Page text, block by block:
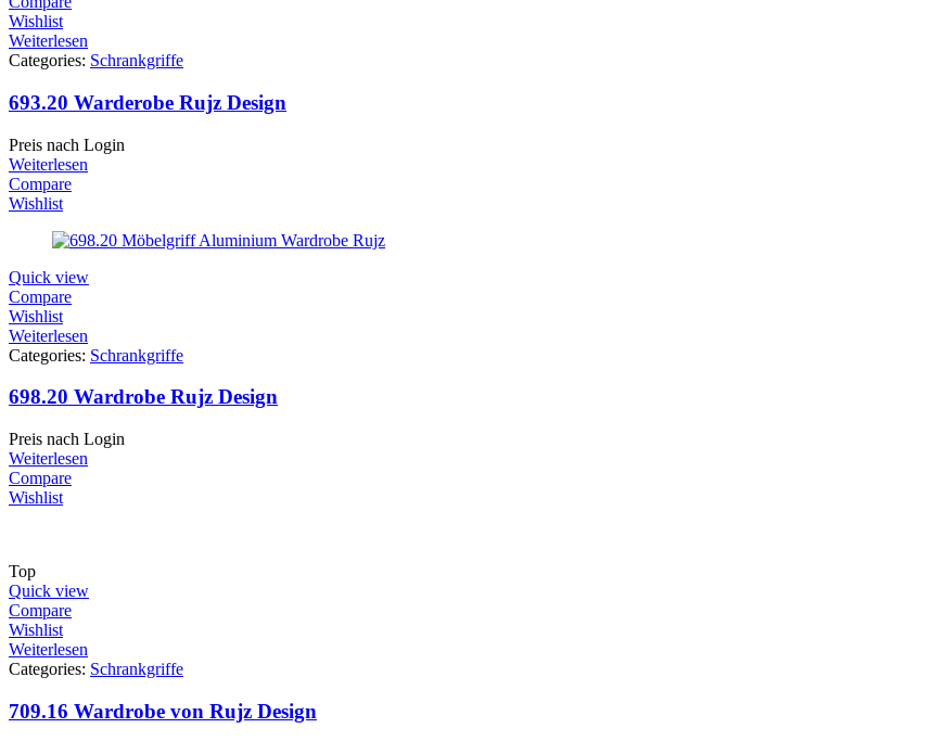
Wishlist
Weiterlesen
Categories: Schrankgriffe
693.20 Warderobe Rujz Design
Preis nach Login
Weiterlesen
Compare
Wishlist
Quick view
Compare
Wishlist
Weiterlesen
Categories: Schrankgriffe
698.20 Wardrobe Rujz Design
Preis nach Login
Weiterlesen
Compare
Wishlist
Top
Quick view
Compare
Wishlist
Weiterlesen
Categories: Schrankgriffe
709.16 Wardrobe von Rujz Design